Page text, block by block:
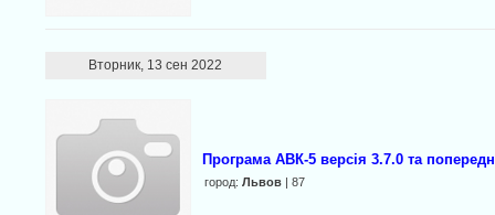
Вторник, 13 сен 2022
Програма АВК-5 версія 3.7.0 та
город: Львов| 87